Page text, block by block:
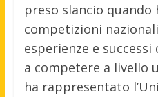
preso slancio
competizioni
esperienze e
a competere a livello
ha rappresentato